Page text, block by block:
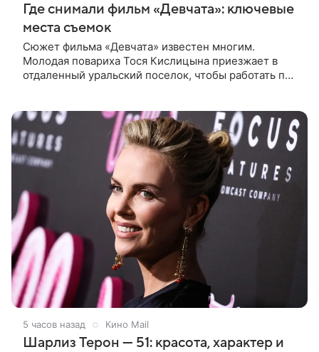
Где снимали фильм «Девчата»: ключевые
места съемок
Сюжет фильма «Девчата» известен многим.
Молодая повариха Тося Кислицына приезжает в
отдаленный уральский поселок, чтобы работать по
5 часов назад Кино Mail
Шарлиз Терон — 51: красота, характер и